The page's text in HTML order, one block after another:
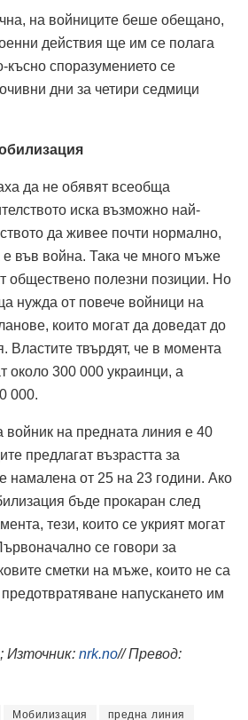
на войниците беше обещано,
действия ще им се полага
споразумението се
дни за четири седмици
да не обявят всеобща
иска възможно най-
да живее почти нормално,
е във война. Така че много мъже
обществено полезни позиции. Но
нужда от повече войници на
които могат да доведат до
Властите твърдят, че в момента
около 300 000 украинци, а
000.
войник на предната линия е 40
предлагат възрастта за
намалена от 25 на 23 години. Ако
бъде прокаран след
тези, които се укрият могат
се говори за
сметки на мъже, които не са
напускането им
Източник: nrk.no// Превод:
Мобилизация предна линия